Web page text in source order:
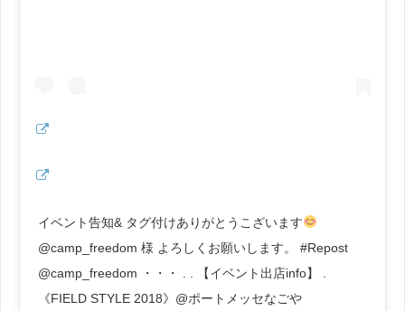
イベント告知& タグ付けありがとうこざいます
@camp_freedom 様 よろしくお願いします。 #Repost
@camp_freedom ・・・ . . 【イベント出店info】 .
《FIELD STYLE 2018》@ポートメッセなごや